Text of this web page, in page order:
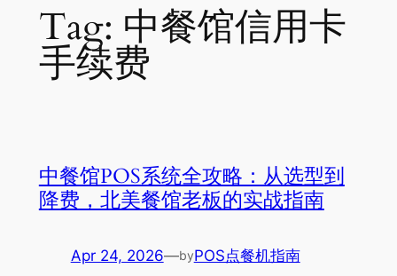
Tag: 中餐馆信用卡
手续费
中餐馆POS系统全攻略：从选型到
降费，北美餐馆老板的实战指南
Apr 24, 2026—byPOS点餐机指南